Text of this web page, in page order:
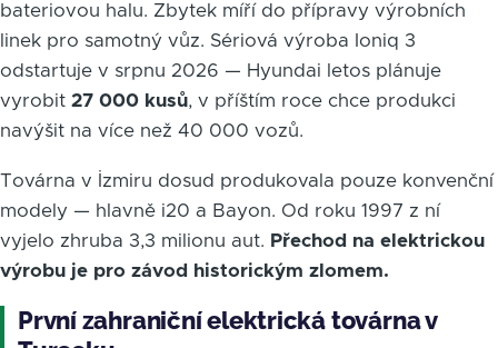
bateriovou halu. Zbytek míří do přípravy výrobních
linek pro samotný vůz. Sériová výroba Ioniq 3
odstartuje v srpnu 2026 — Hyundai letos plánuje
vyrobit 27 000 kusů, v příštím roce chce produkci
navýšit na více než 40 000 vozů.
Továrna v İzmiru dosud produkovala pouze konvenční
modely — hlavně i20 a Bayon. Od roku 1997 z ní
vyjelo zhruba 3,3 milionu aut. Přechod na elektrickou
výrobu je pro závod historickým zlomem.
První zahraniční elektrická továrna v